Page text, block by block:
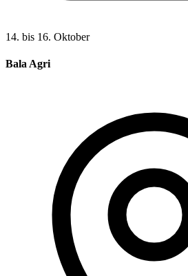
14. bis 16. Oktober
Bala Agri